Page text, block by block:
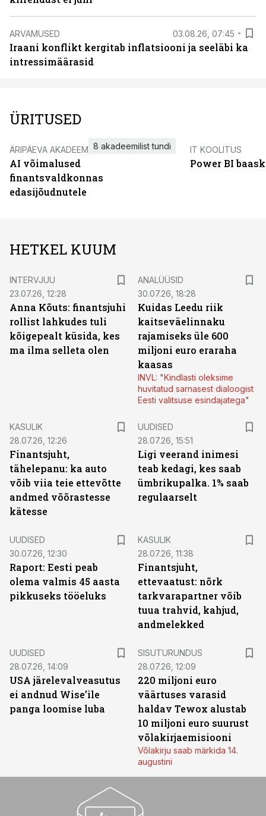
ARVAMUSED 03.08.26, 07:45
Iraani konflikt kergitab inflatsiooni ja seeläbi ka
intressimäärasid
ÜRITUSED
ÄRIPÄEVA AKADEEMIA
AI võimalused
finantsvaldkonnas
edasijõudnutele
8 akadeemilist tundi IT KOOLITUS
Power BI
HETKEL KUUM
INTERVJUU
23.07.26, 12:28
Anna Kõuts: finantsjuhi
rollist lahkudes tuli
kõigepealt küsida, kes
ma ilma selleta olen
ANALÜÜSID
30.07.26, 18:28
Kuidas Leedu riik
kaitseväelinnaku
rajamiseks üle 600
miljoni euro eraraha
kaasas
INVL: "Kindlasti oleksime
huvitatud sarnasest dialoogist
Eesti valitsuse esindajatega"
KASULIK
28.07.26, 12:26
Finantsjuht,
tähelepanu: ka auto
võib viia teie ettevõtte
andmed võõrastesse
kätesse
UUDISED
28.07.26, 15:51
Ligi veerand inimesi
teab kedagi, kes saab
ümbrikupalka. 1% saab
regulaarselt
UUDISED
30.07.26, 12:30
Raport: Eesti peab
olema valmis 45 aasta
pikkuseks tööeluks
KASULIK
28.07.26, 11:38
Finantsjuht,
ettevaatust: nõrk
tarkvarapartner võib
tuua trahvid, kahjud,
andmelekked
UUDISED
28.07.26, 14:09
USA järelevalveasutus
ei andnud Wise’ile
panga loomise luba
SISUTURUNDUS
28.07.26, 12:09
220 miljoni euro
väärtuses varasid
haldav Tewox alustab
10 miljoni euro suurust
võlakirjaemisiooni
Võlakirju saab märkida 14.
augustini